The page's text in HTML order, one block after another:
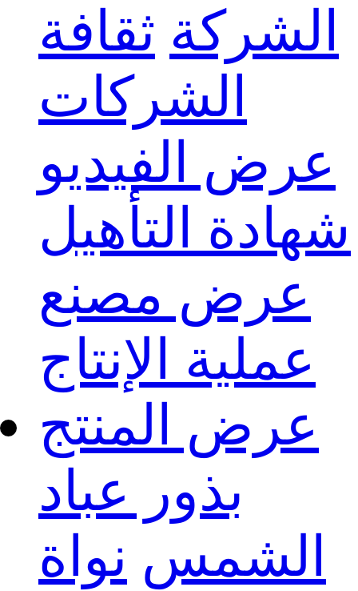
الشركة ثقافة
الشركات
عرض الفيديو
شهادة التأهيل
عرض مصنع
عملية الإنتاج
عرض المنتج
بذور عباد
الشمس نواة